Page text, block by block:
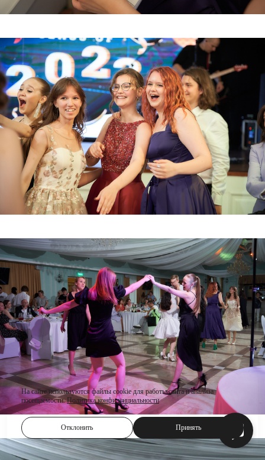
На сайте используются файлы cookie для работы сайта и анализа
посещаемости.Политика конфиденциальности
Отклонить Принять